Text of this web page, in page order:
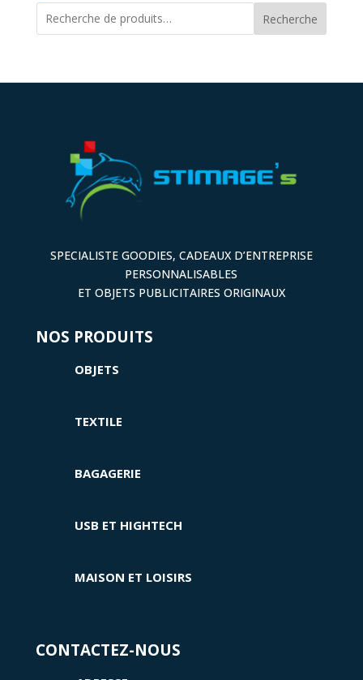
Recherche
SPECIALISTE GOODIES, CADEAUX D’ENTREPRISE
PERSONNALISABLES
ET OBJETS PUBLICITAIRES ORIGINAUX
NOS PRODUITS
OBJETS
TEXTILE
BAGAGERIE
USB ET HIGHTECH
MAISON ET LOISIRS
CONTACTEZ-NOUS